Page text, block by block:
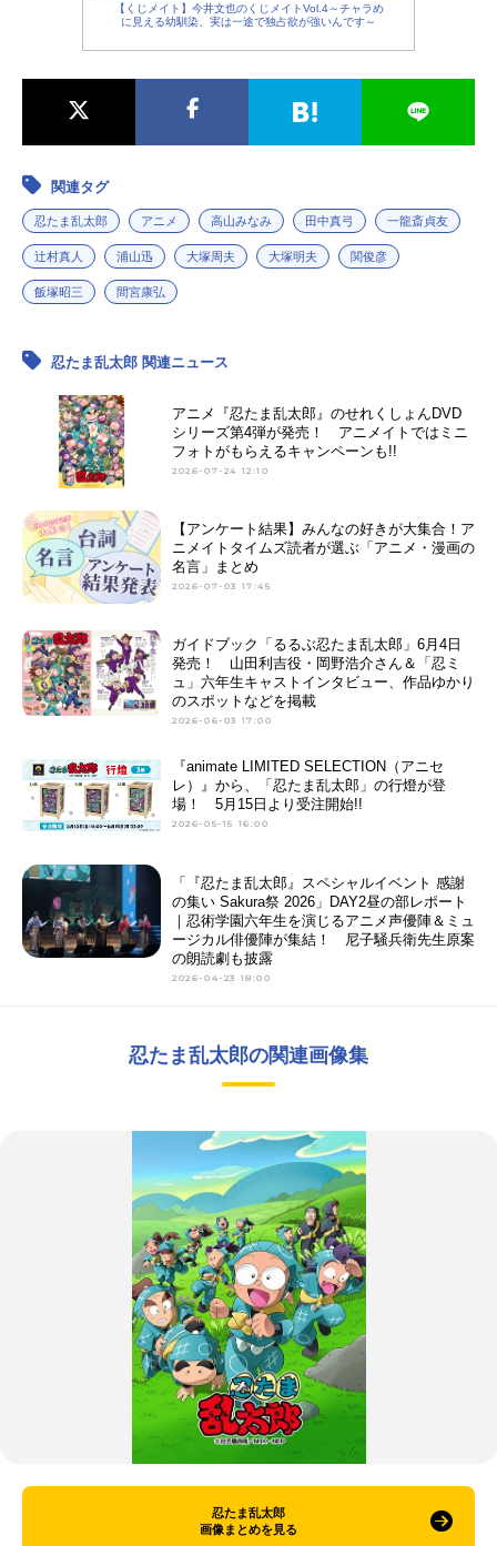
【くじメイト】今井文也のくじメイトVol.4～チャラめ
に見える幼馴染、実は一途で独占欲が強いんです～
関連タグ
忍たま乱太郎 アニメ 高山みなみ 田中真弓 一龍斎貞友
辻村真人 浦山迅 大塚周夫 大塚明夫 関俊彦
飯塚昭三 間宮康弘
忍たま乱太郎 関連ニュース
アニメ『忍たま乱太郎』のせれくしょんDVD
シリーズ第4弾が発売！ アニメイトではミニ
フォトがもらえるキャンペーンも!!
2026-07-24 12:10
【アンケート結果】みんなの好きが大集合！ア
ニメイトタイムズ読者が選ぶ「アニメ・漫画の
名言」まとめ
2026-07-03 17:45
ガイドブック「るるぶ忍たま乱太郎」6月4日
発売！ 山田利吉役・岡野浩介さん＆「忍ミ
ュ」六年生キャストインタビュー、作品ゆかり
のスポットなどを掲載
2026-06-03 17:00
『animate LIMITED SELECTION（アニセ
レ）』から、「忍たま乱太郎」の行燈が登
場！ 5月15日より受注開始!!
2026-05-15 16:00
「『忍たま乱太郎』スペシャルイベント 感謝
の集い Sakura祭 2026」DAY2昼の部レポート
｜忍術学園六年生を演じるアニメ声優陣＆ミュ
ージカル俳優陣が集結！ 尼子騒兵衛先生原案
の朗読劇も披露
2026-04-23 18:00
忍たま乱太郎の関連画像集
忍たま乱太郎
画像まとめを見る